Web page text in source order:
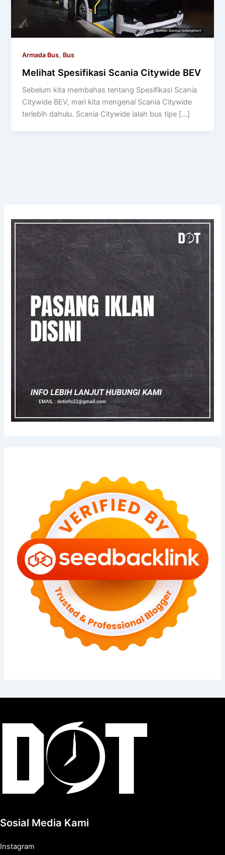
Armada Bus, Bus
Melihat Spesifikasi Scania Citywide BEV
Sebelum kita membahas tentang Spesifikasi Scania
Citywide BEV, mari kita mengenal Scania Citywide
terlebih dahulu. Scania Citywide ialah bus tipe […]
Sosial Media Kami
Instagram